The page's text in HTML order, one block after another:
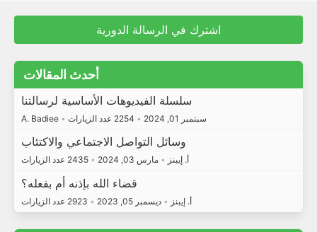
اشترك في الرسالة الدورية
أحدث المقالات
سلسلة الفيديوهات الأساسية لرسالتنا
A. Badiee • سبتمبر 01, 2024 •
وسائل التواصل الاجتماعي والاكتئاب
أ. إيبنز • مارس 03, 2024 • 2435 عدد الزيارات
قضاء الله بإذنه أم بفعله؟
أ. إيبنز • ديسمبر 05, 2023 •